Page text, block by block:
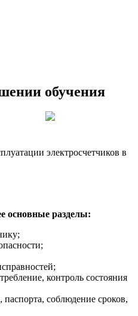
обучения
основные разделы:
контроль состояния
соблюдение сроков,